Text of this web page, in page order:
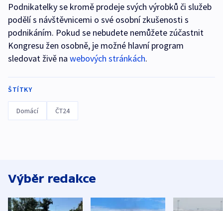
Podnikatelky se kromě prodeje svých výrobků či služeb
podělí s návštěvnicemi o své osobní zkušenosti s
podnikáním. Pokud se nebudete nemůžete zúčastnit
Kongresu žen osobně, je možné hlavní program
sledovat živě na webových stránkách.
ŠTÍTKY
Domácí ČT24
Výběr redakce